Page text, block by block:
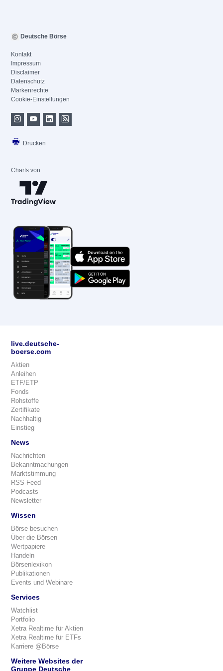
Deutsche Börse
Kontakt
Impressum
Disclaimer
Datenschutz
Markenrechte
Cookie-Einstellungen
Drucken
Charts von
live.deutsche-
boerse.com
Aktien
Anleihen
ETF/ETP
Fonds
Rohstoffe
Zertifikate
Nachhaltig
Einstieg
News
Nachrichten
Bekanntmachungen
Marktstimmung
RSS-Feed
Podcasts
Newsletter
Wissen
Börse besuchen
Über die Börsen
Wertpapiere
Handeln
Börsenlexikon
Publikationen
Events und Webinare
Services
Watchlist
Portfolio
Xetra Realtime für Aktien
Xetra Realtime für ETFs
Karriere @Börse
Weitere Websites der
Gruppe Deutsche